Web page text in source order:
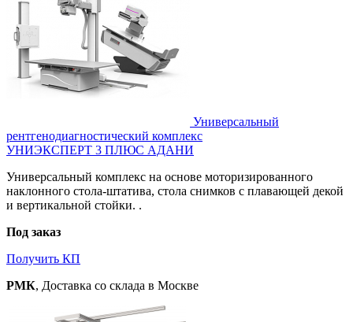
Универсальный
рентгенодиагностический комплекс
УНИЭКСПЕРТ 3 ПЛЮС АДАНИ
Универсальный комплекс на основе моторизированного
наклонного стола-штатива, стола снимков с плавающей декой
и вертикальной стойки. .
Под заказ
Получить КП
РМК, Доставка со склада в Москве